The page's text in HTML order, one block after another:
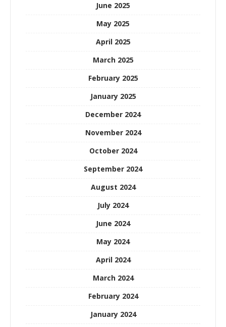
June 2025
May 2025
April 2025
March 2025
February 2025
January 2025
December 2024
November 2024
October 2024
September 2024
August 2024
July 2024
June 2024
May 2024
April 2024
March 2024
February 2024
January 2024